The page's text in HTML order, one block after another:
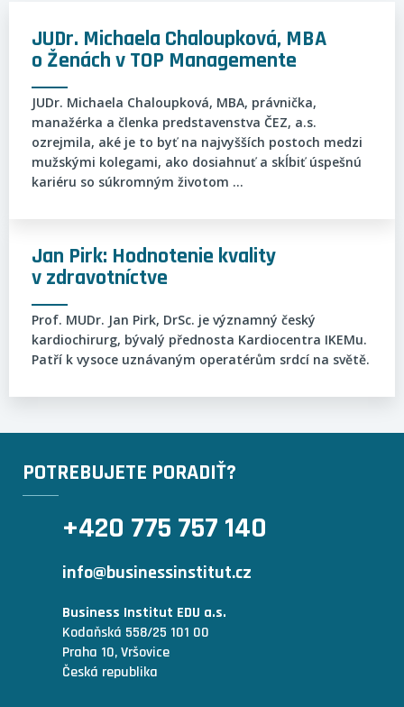
JUDr. Michaela Chaloupková, MBA
o Ženách v TOP Managemente
JUDr. Michaela Chaloupková, MBA, právnička,
manažérka a členka predstavenstva ČEZ, a.s.
ozrejmila, aké je to byť na najvyšších postoch medzi
mužskými kolegami, ako dosiahnuť a skĺbiť úspešnú
kariéru so súkromným životom ...
Jan Pirk: Hodnotenie kvality
v zdravotníctve
Prof. MUDr. Jan Pirk, DrSc. je významný český
kardiochirurg, bývalý přednosta Kardiocentra IKEMu.
Patří k vysoce uznávaným operatérům srdcí na světě.
POTREBUJETE PORADIŤ?
+420 775 757 140
info@businessinstitut.cz
Business Institut EDU a.s.
Kodaňská 558/25 101 00
Praha 10, Vršovice
Česká republika